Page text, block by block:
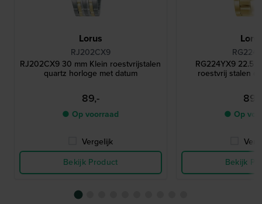
Lorus
RJ202CX9
RJ202CX9 30 mm Klein roestvrijstalen
quartz horloge met datum
89,-
● Op voorraad
Vergelijk
Bekijk Product
RG224YX9 22.5
roestvrij stalen
89,-
● Op
Bekijk